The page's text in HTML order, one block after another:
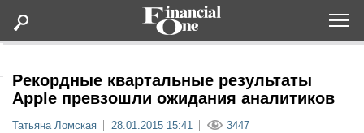
Статьи
Рекордные квартальные результаты
Apple превзошли ожидания аналитиков
Татьяна Ломская 28.01.2015 15:41 3447